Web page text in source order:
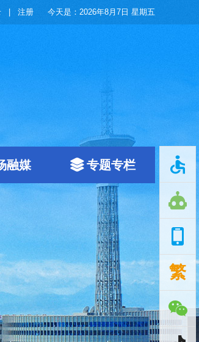
注册 今天是： 2026年8月7日 星期五
融媒 专题专栏
繁